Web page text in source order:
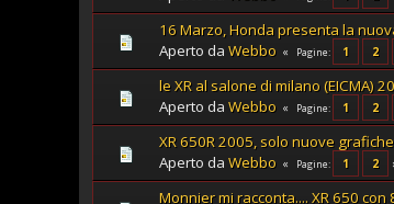
16 Marzo, Honda presenta la
Aperto da Webbo Pagine 1 2
le XR al salone di milano (EICMA)
Aperto da Webbo Pagine 1 2
XR 650R 2005, solo nuove grafiche
Aperto da Webbo Pagine 1 2
Monnier mi racconta.... XR 650 con